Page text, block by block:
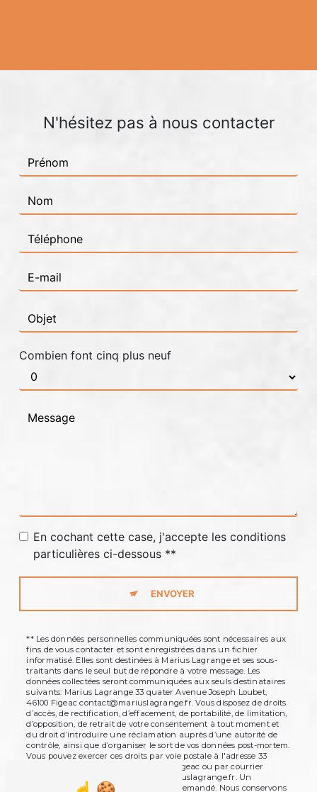
N'hésitez pas à nous contacter
Combien font cinq plus neuf
En cochant cette case, j'accepte les conditions
particulières ci-dessous **
ENVOYER
** Les données personnelles communiquées sont nécessaires aux
fins de vous contacter et sont enregistrées dans un fichier
informatisé. Elles sont destinées à Marius Lagrange et ses sous-
traitants dans le seul but de répondre à votre message. Les
données collectées seront communiquées aux seuls destinataires
suivants: Marius Lagrange 33 quater Avenue Joseph Loubet,
46100 Figeac contact@mariuslagrange.fr. Vous disposez de droits
d’accès, de rectification, d’effacement, de portabilité, de limitation,
d’opposition, de retrait de votre consentement à tout moment et
du droit d’introduire une réclamation auprès d’une autorité de
contrôle, ainsi que d’organiser le sort de vos données post-mortem.
Vous pouvez exercer ces droits par voie postale à l'adresse 33
quater Avenue Joseph Loubet, 46100 Figeac ou par courrier
électronique à l'adresse contact@mariuslagrange.fr. Un
justificatif d'identité pourra vous être demandé. Nous conservons